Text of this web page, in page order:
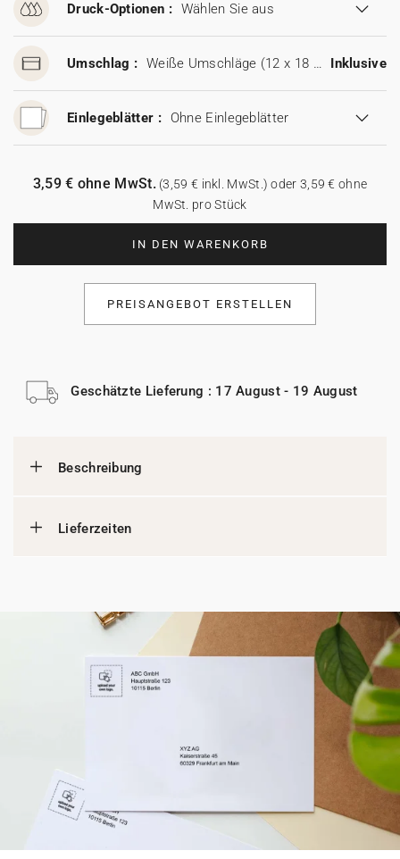
Druck-Optionen : Wählen Sie aus
Umschlag : Weiße Umschläge (12 x 18 cm) Inklusive
Einlegeblätter : Ohne Einlegeblätter
IN DEN WARENKORB
3,59 € ohne MwSt.(3,59 € inkl. MwSt.) oder 3,59 € ohne
MwSt. pro Stück
PREISANGEBOT ERSTELLEN
Geschätzte Lieferung : 17 August - 19 August
Beschreibung
Lieferzeiten